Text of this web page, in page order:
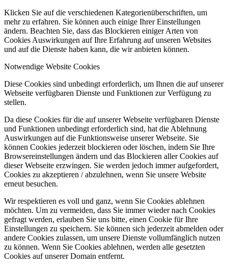
Klicken Sie auf die verschiedenen Kategorienüberschriften, um
mehr zu erfahren. Sie können auch einige Ihrer Einstellungen
ändern. Beachten Sie, dass das Blockieren einiger Arten von
Cookies Auswirkungen auf Ihre Erfahrung auf unseren Websites
und auf die Dienste haben kann, die wir anbieten können.
Notwendige Website Cookies
Diese Cookies sind unbedingt erforderlich, um Ihnen die auf unserer
Webseite verfügbaren Dienste und Funktionen zur Verfügung zu
stellen.
Da diese Cookies für die auf unserer Webseite verfügbaren Dienste
und Funktionen unbedingt erforderlich sind, hat die Ablehnung
Auswirkungen auf die Funktionsweise unserer Webseite. Sie
können Cookies jederzeit blockieren oder löschen, indem Sie Ihre
Browsereinstellungen ändern und das Blockieren aller Cookies auf
dieser Webseite erzwingen. Sie werden jedoch immer aufgefordert,
Cookies zu akzeptieren / abzulehnen, wenn Sie unsere Website
erneut besuchen.
Wir respektieren es voll und ganz, wenn Sie Cookies ablehnen
möchten. Um zu vermeiden, dass Sie immer wieder nach Cookies
gefragt werden, erlauben Sie uns bitte, einen Cookie für Ihre
Einstellungen zu speichern. Sie können sich jederzeit abmelden oder
andere Cookies zulassen, um unsere Dienste vollumfänglich nutzen
zu können. Wenn Sie Cookies ablehnen, werden alle gesetzten
Cookies auf unserer Domain entfernt.